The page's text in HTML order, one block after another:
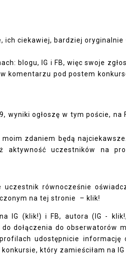
ich ciekawiej, bardziej oryginalnie
blogu, IG i FB, więc swoje
komentarzu pod postem
wyniki ogłoszę w tym poście, na
zdaniem będą
aktywność uczestników na
równocześnie
na tej stronie – klik!
IG (klik!) i FB, autora ( IG - klik!,
dołączenia do obserwatorów
udostępnicie informację
który zamieściłam na IG